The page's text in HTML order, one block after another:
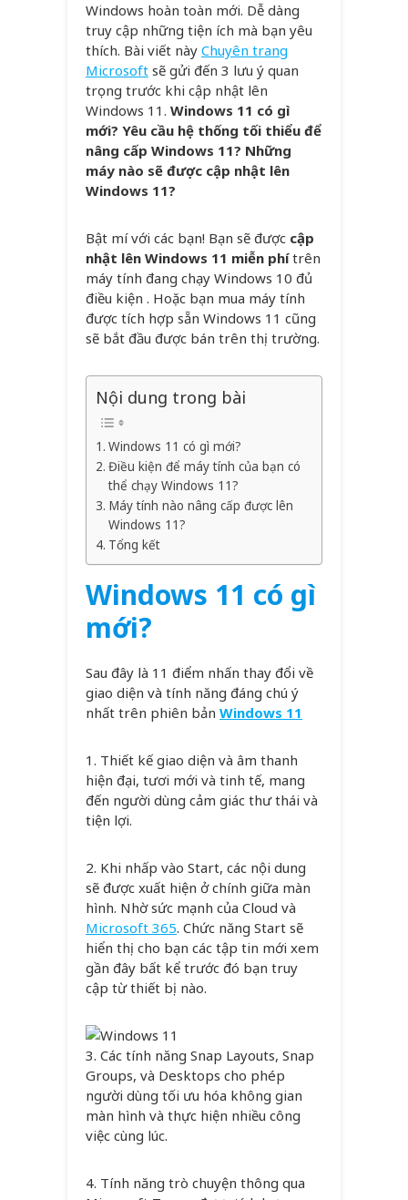
Windows hoàn toàn mới. Dễ dàng
truy cập những tiện ích mà bạn yêu
thích. Bài viết này Chuyên trang
Microsoft sẽ gửi đến 3 lưu ý quan
trọng trước khi cập nhật lên
Windows 11. Windows 11 có gì
mới? Yêu cầu hệ thống tối thiểu để
nâng cấp Windows 11? Những
máy nào sẽ được cập nhật lên
Windows 11?
Bật mí với các bạn! Bạn sẽ được cập
nhật lên Windows 11 miễn phítrên
máy tính đang chạy Windows 10 đủ
điều kiện . Hoặc bạn mua máy tính
được tích hợp sẵn Windows 11 cũng
sẽ bắt đầu được bán trên thị trường.
Nội dung trong bài
Windows 11 có gì mới?
Điều kiện để máy tính của bạn có
thể chạy Windows 11?
Máy tính nào nâng cấp được lên
Windows 11?
Tổng kết
Windows 11 có gì
mới?
Sau đây là 11 điểm nhấn thay đổi về
giao diện và tính năng đáng chú ý
nhất trên phiên bản Windows 11
1. Thiết kế giao diện và âm thanh
hiện đại, tươi mới và tinh tế, mang
đến người dùng cảm giác thư thái và
tiện lợi.
2. Khi nhấp vào Start, các nội dung
sẽ được xuất hiện ở chính giữa màn
hình. Nhờ sức mạnh của Cloud và
Microsoft 365. Chức năng Start sẽ
hiển thị cho bạn các tập tin mới xem
gần đây bất kể trước đó bạn truy
cập từ thiết bị nào.
3. Các tính năng Snap Layouts, Snap
Groups, và Desktops cho phép
người dùng tối ưu hóa không gian
màn hình và thực hiện nhiều công
việc cùng lúc.
4. Tính năng trò chuyện thông qua